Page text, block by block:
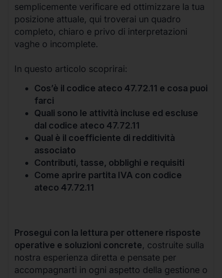
semplicemente verificare ed ottimizzare la tua
posizione attuale, qui troverai un quadro
completo, chiaro e privo di interpretazioni
vaghe o incomplete.
In questo articolo scoprirai:
Cos’è il codice ateco 47.72.11 e cosa puoi
farci
Quali sono le attività incluse ed escluse
dal codice ateco 47.72.11
Qual è il coefficiente di redditività
associato
Contributi, tasse, obblighi e requisiti
Come aprire partita IVA con codice
ateco 47.72.11
Prosegui con la lettura per ottenere risposte
operative e soluzioni concrete, costruite sulla
nostra esperienza diretta e pensate per
accompagnarti in ogni aspetto della gestione o